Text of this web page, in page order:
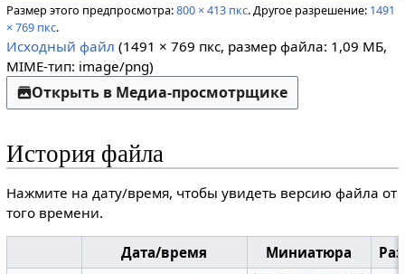
Размер этого предпросмотра:800 × 413 пкс.Другое разрешение: 1491
× 769 пкс.
Исходный файл (1491 × 769 пкс, размер файла: 1,09 МБ,
MIME-тип: image/png)
Открыть в Медиа-просмотрщике
История файла
Нажмите на дату/время, чтобы увидеть версию файла от
того времени.
Дата/время Миниатюра